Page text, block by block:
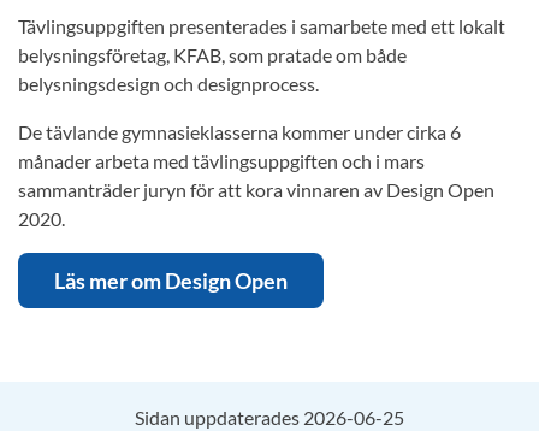
Tävlingsuppgiften presenterades i samarbete med ett lokalt
belysningsföretag, KFAB, som pratade om både
belysningsdesign och designprocess.
De tävlande gymnasieklasserna kommer under cirka 6
månader arbeta med tävlingsuppgiften och i mars
sammanträder juryn för att kora vinnaren av Design Open
2020.
Läs mer om Design Open
Sidan uppdaterades 2026-06-25